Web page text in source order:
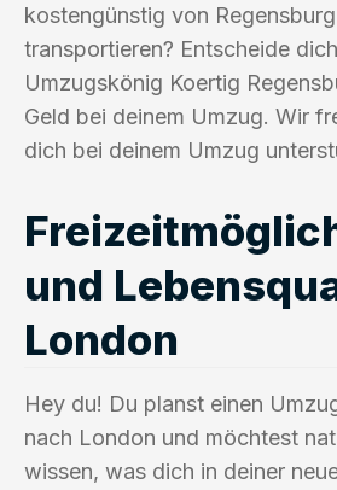
kostengünstig von
transportieren? Entscheide
Umzugskönig Koertig
Geld bei deinem Umzug. Wir
dich bei deinem Umzug
und
London
Hey du! Du planst einen
nach London und möchtest
wissen, was dich in deiner